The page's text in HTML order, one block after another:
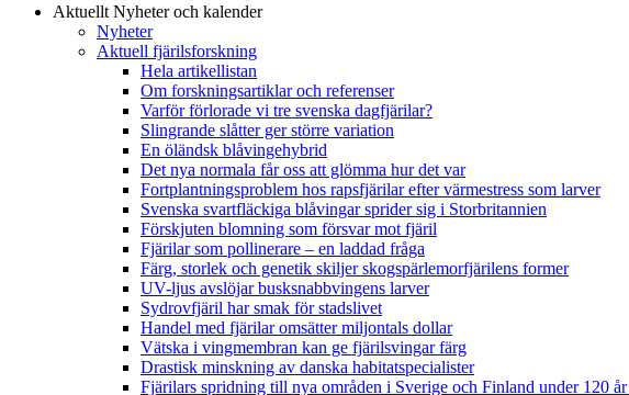
Aktuellt Nyheter och kalender
Nyheter
Aktuell fjärilsforskning
Hela artikellistan
Om forskningsartiklar och referenser
Varför förlorade vi tre svenska dagfjärilar?
Slingrande slåtter ger större variation
En öländsk blåvingehybrid
Det nya normala får oss att glömma hur det var
Fortplantningsproblem hos rapsfjärilar efter värmestress som larver
Svenska svartfläckiga blåvingar sprider sig i Storbritannien
Förskjuten blomning som försvar mot fjäril
Fjärilar som pollinerare – en laddad fråga
Färg, storlek och genetik skiljer skogspärlemorfjärilens former
UV-ljus avslöjar busksnabbvingens larver
Sydrovfjäril har smak för stadslivet
Handel med fjärilar omsätter miljontals dollar
Vätska i vingmembran kan ge fjärilsvingar färg
Drastisk minskning av danska habitatspecialister
Fjärilars spridning till nya områden i Sverige och Finland under 120 år